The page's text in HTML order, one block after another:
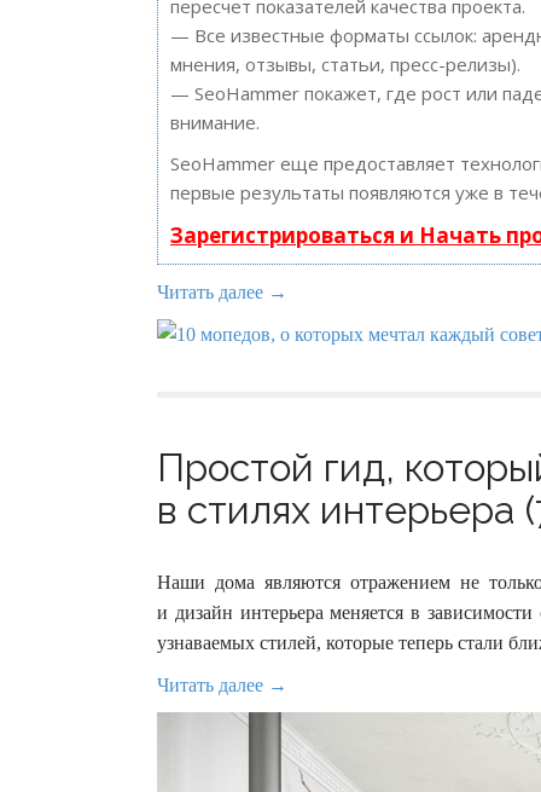
пересчет показателей качества проекта.
— Все известные форматы ссылок:
мнения, отзывы, статьи, пресс-релизы).
— SeoHammer покажет, где рост или
внимание.
SeoHammer еще предоставляет
первые результаты появляются уже в
Зарегистрироваться и Начать
Читать далее →
Простой гид,
в стилях интерьера
Наши дома являются отражением не
и дизайн интерьера меняется в
узнаваемых стилей, которые теперь стали
Читать далее →